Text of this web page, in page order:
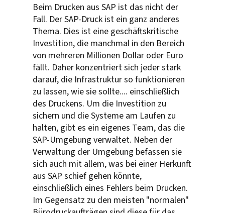
Beim Drucken aus SAP ist das nicht der
Fall. Der SAP-Druck ist ein ganz anderes
Thema. Dies ist eine geschäftskritische
Investition, die manchmal in den Bereich
von mehreren Millionen Dollar oder Euro
fällt. Daher konzentriert sich jeder stark
darauf, die Infrastruktur so funktionieren
zu lassen, wie sie sollte.... einschließlich
des Druckens. Um die Investition zu
sichern und die Systeme am Laufen zu
halten, gibt es ein eigenes Team, das die
SAP-Umgebung verwaltet. Neben der
Verwaltung der Umgebung befassen sie
sich auch mit allem, was bei einer Herkunft
aus SAP schief gehen könnte,
einschließlich eines Fehlers beim Drucken.
Im Gegensatz zu den meisten "normalen"